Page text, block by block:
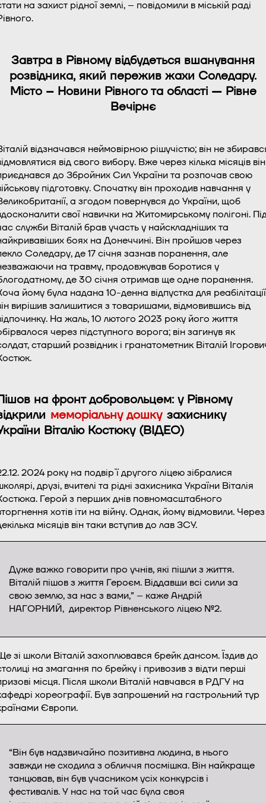
на захист рідної землі, – повідомили в міській раді
Завтра в Рівному відбудеться вшанування
розвідника, який пережив жахи Соледару.
Місто – Новини Рівного та області — Рівне
Вечірнє
відзначався неймовірною рішучістю; він не
від свого вибору. Вже через кілька місяців він
до Збройних Сил України та розпочав свою
підготовку. Спочатку він проходив навчання у
а згодом повернувся до України, щоб
свої навички на Житомирському полігоні.
служби Віталій брав участь у найскладніших та
боях на Донеччині. Він пройшов через
Соледару, де 17 січня зазнав поранення, але
на травму, продовжував боротися у
де 30 січня отримав ще одне поранення.
йому була надана 10-денна відпустка для
вирішив залишитися з товаришами, відмовившись від
На жаль, 10 лютого 2023 року його життя
через підступного ворога; він загинув як
старший розвідник і гранатометник Віталій
на фронт добровольцем: у Рівному
меморіальну дошку захиснику
Віталію Костюку (ВІДЕО)
2024 року на подвір`ї другого ліцею зібралися
друзі, вчителі та рідні захисника України Віталія
Герой з перших днів повномасштабного
хотів іти на війну. Однак, йому відмовили. Через
місяців він таки вступив до лав ЗСУ.
Дуже важко говорити про учнів, які пішли з життя.
Віталій пішов з життя Героєм. Віддавши всі сили за
свою землю, за нас з вами,” – каже Андрій
НАГОРНИЙ, директор Рівненського ліцею №2.
зі школи Віталій захоплювався брейк дансом. Їздив до
на змагання по брейку і привозив з відти перші
місця. Після школи Віталій навчався в РДГУ на
хореографії. Був запрошений на гастрольний тур
Європи.
“Він був надзвичайно позитивна людина, в нього
завжди не сходила з обличчя посмішка. Він найкраще
танцював, він був учасником усіх конкурсів і
фестивалів. У нас на той час була своя